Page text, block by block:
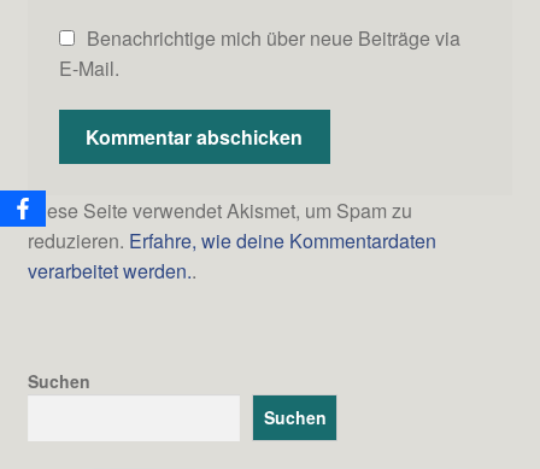
Benachrichtige mich über neue Beiträge via
E-Mail.
Diese Seite verwendet Akismet, um Spam zu
reduzieren. Erfahre, wie deine Kommentardaten
verarbeitet werden..
Suchen
Suchen